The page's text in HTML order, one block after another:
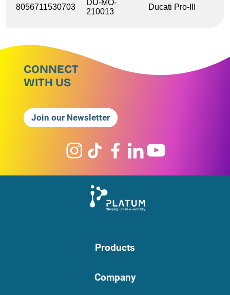
8056711530703
DU-MO-
210013
Ducati Pro-III
CONNECT
WITH US
Join our Newsletter
Products
Company